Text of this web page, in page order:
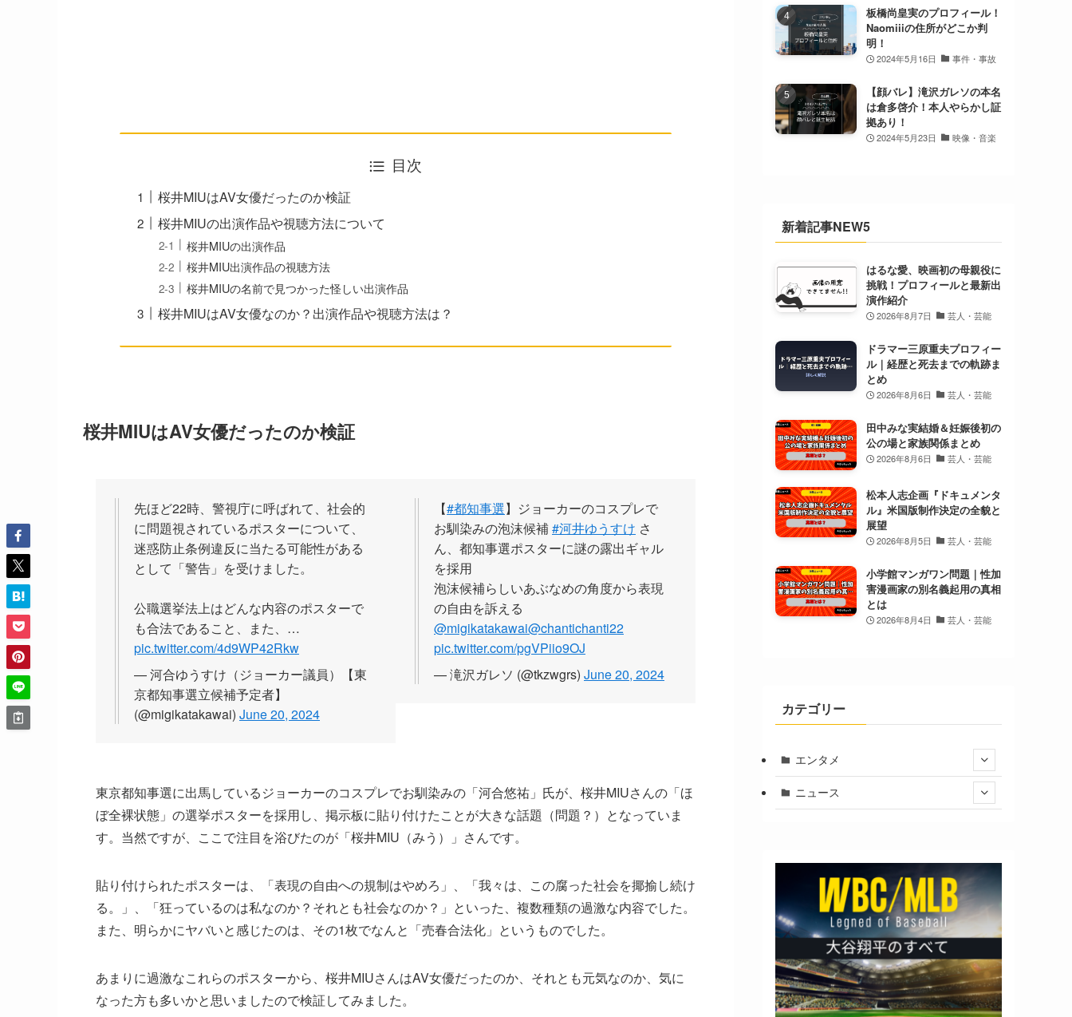
目次
桜井MIUはAV女優だったのか検証
桜井MIUの出演作品や視聴方法について
桜井MIUの出演作品
桜井MIU出演作品の視聴方法
桜井MIUの名前で見つかった怪しい出演作品
桜井MIUはAV女優なのか？出演作品や視聴方法は？
桜井MIUはAV女優だったのか検証
先ほど22時、警視庁に呼ばれて、社会的
に問題視されているポスターについて、
迷惑防止条例違反に当たる可能性がある
として「警告」を受けました。
公職選挙法上はどんな内容のポスターで
も合法であること、また、…
pic.twitter.com/4d9WP42Rkw
— 河合ゆうすけ（ジョーカー議員）【東
京都知事選立候補予定者】
(@migikatakawai) June 20, 2024
【#都知事選】ジョーカーのコスプレで
お馴染みの泡沫候補#河井ゆうすけ さ
ん、都知事選ポスターに謎の露出ギャル
を採用
泡沫候補らしいあぶなめの角度から表現
の自由を訴える
@migikatakawai@chantichanti22
pic.twitter.com/pgVPiio9OJ
— 滝沢ガレソ (@tkzwgrs) June 20, 2024
東京都知事選に出馬しているジョーカーのコスプレでお馴染みの「河合悠祐」氏が、桜井MIUさんの「ほ
ぼ全裸状態」の選挙ポスターを採用し、掲示板に貼り付けたことが大きな話題（問題？）となっていま
す。当然ですが、ここで注目を浴びたのが「桜井MIU（みう）」さんです。
貼り付けられたポスターは、「表現の自由への規制はやめろ」、「我々は、この腐った社会を揶揄し続け
る。」、「狂っているのは私なのか？それとも社会なのか？」といった、複数種類の過激な内容でした。
また、明らかにヤバいと感じたのは、その1枚でなんと「売春合法化」というものでした。
あまりに過激なこれらのポスターから、桜井MIUさんはAV女優だったのか、それとも元気なのか、気に
なった方も多いかと思いましたので検証してみました。
板橋尚皇実のプロフィール！
Naomiiiの住所がどこか判
明！
2024年5月16日 事件・事故
【顔バレ】滝沢ガレソの本名
は倉多啓介！本人やらかし証
拠あり！
2024年5月23日 映像・音楽
新着記事NEW5
はるな愛、映画初の母親役に
挑戦！プロフィールと最新出
演作紹介
2026年8月7日 芸人・芸能
ドラマー三原重夫プロフィー
ル｜経歴と死去までの軌跡ま
とめ
2026年8月6日 芸人・芸能
田中みな実結婚＆妊娠後初の
公の場と家族関係まとめ
2026年8月6日 芸人・芸能
松本人志企画『ドキュメンタ
ル』米国版制作決定の全貌と
展望
2026年8月5日 芸人・芸能
小学館マンガワン問題｜性加
害漫画家の別名義起用の真相
とは
2026年8月4日 芸人・芸能
カテゴリー
エンタメ
ニュース